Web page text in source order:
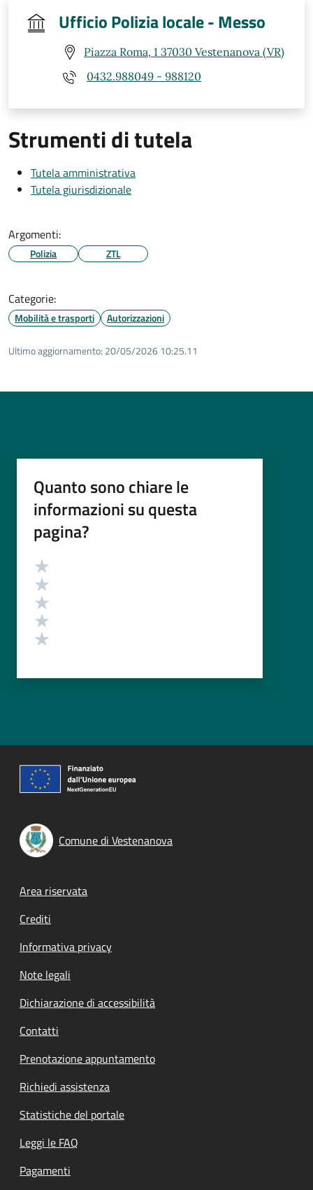
Ufficio Polizia locale - Messo
Piazza Roma, 1 37030 Vestenanova (VR)
0432.988049 - 988120
Strumenti di tutela
Tutela amministrativa
Tutela giurisdizionale
Argomenti:
Polizia ZTL
Categorie:
Mobilità e trasporti Autorizzazioni
Ultimo aggiornamento: 20/05/2026 10:25.11
Quanto sono chiare le
informazioni su questa
pagina?
Valutazione
Comune di Vestenanova
Footer menu
Area riservata
Crediti
Informativa privacy
Note legali
Dichiarazione di accessibilità
Contatti
Prenotazione appuntamento
Richiedi assistenza
Statistiche del portale
Leggi le FAQ
Pagamenti